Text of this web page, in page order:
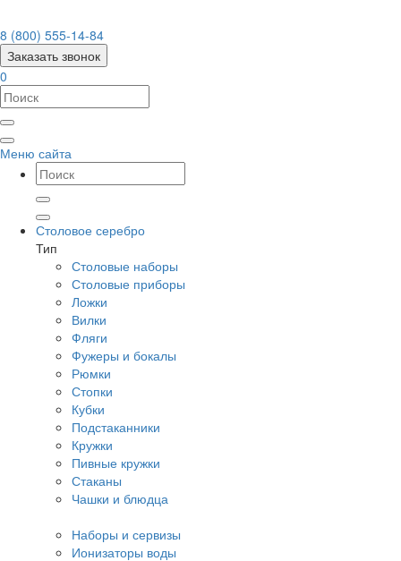
8 (800) 555-14-84
Заказать звонок
0
Меню сайта
Столовое серебро
Тип
Столовые наборы
Столовые приборы
Ложки
Вилки
Фляги
Фужеры и бокалы
Рюмки
Стопки
Кубки
Подстаканники
Кружки
Пивные кружки
Стаканы
Чашки и блюдца
Наборы и сервизы
Ионизаторы воды